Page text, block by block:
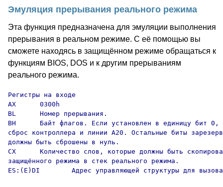
Эмуляция прерывания реального режима
Эта функция предназначена для эмуляции выполнения
прерывания в реальном режиме. С её помощью вы
сможете находясь в защищённом режиме обращаться к
функциям BIOS, DOS и к другим прерываниям
реального режима.
Регистры на входе
AX      0300h
BL      Номер прерывания.
BH      Байт флагов. Если установлен в единицу бит 0,
сброс контроллера и линии A20. Остальные биты
должны быть сброшены в нуль.
CX      Количество слов, которые должны быть
защищённого режима в стек реального режима.
ES:(E)DI        Адрес управляющей структуры для